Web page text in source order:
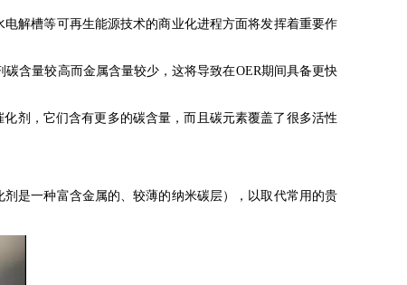
解槽等可再生能源技术的商业化进程方面将发挥着重要作
含量较高而金属含量较少，这将导致在OER期间具备更快
剂，它们含有更多的碳含量，而且碳元素覆盖了很多活性
是一种富含金属的、较薄的纳米碳层），以取代常用的贵